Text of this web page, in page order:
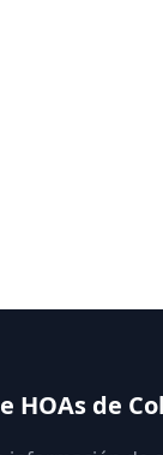
HOAs de